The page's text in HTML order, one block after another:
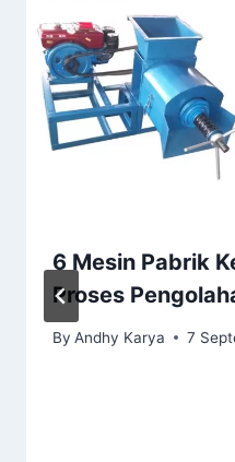
6 Mesin Pabrik
Proses
By Andhy Karya 7